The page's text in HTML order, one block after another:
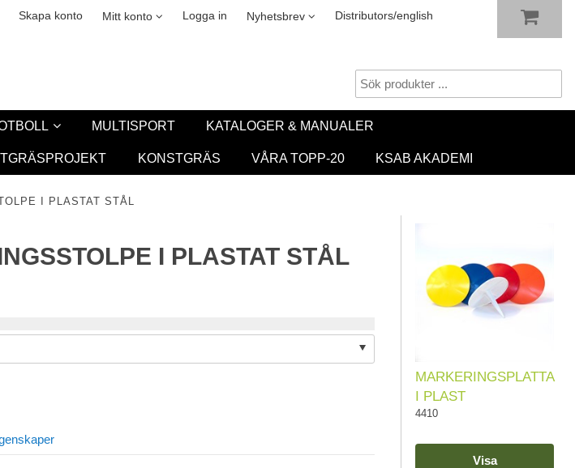
Skapa konto Mitt konto Logga in Nyhetsbrev
Newsletter Distributors/english
MULTISPORT KATALOGER & MANUALER
KONSTGRÄS VÅRA TOPP-20 KSAB AKADEMI
I PLASTAT STÅL
I PLASTAT STÅL
MARKERINGSPLATTA
I PLAST
4410
Visa